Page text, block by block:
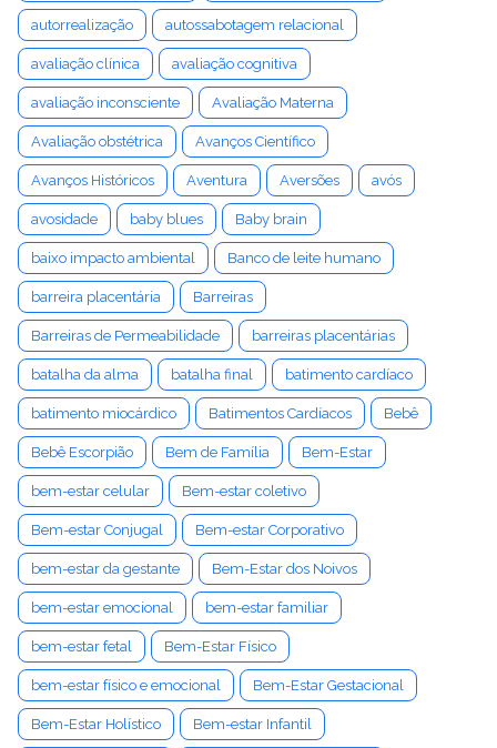
autorrealização autossabotagem relacional
avaliação clínica avaliação cognitiva
avaliação inconsciente Avaliação Materna
Avaliação obstétrica Avanços Científico
Avanços Históricos Aventura Aversões avós
avosidade baby blues Baby brain
baixo impacto ambiental Banco de leite humano
barreira placentária Barreiras
Barreiras de Permeabilidade barreiras placentárias
batalha da alma batalha final batimento cardíaco
batimento miocárdico Batimentos Cardíacos Bebê
Bebê Escorpião Bem de Família Bem-Estar
bem-estar celular Bem-estar coletivo
Bem-estar Conjugal Bem-estar Corporativo
bem-estar da gestante Bem-Estar dos Noivos
bem-estar emocional bem-estar familiar
bem-estar fetal Bem-Estar Físico
bem-estar físico e emocional Bem-Estar Gestacional
Bem-Estar Holístico Bem-estar Infantil